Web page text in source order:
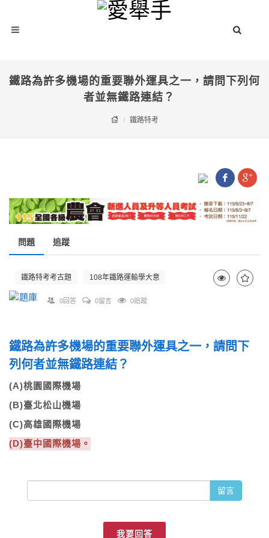
鐵路為許多機場的重要聯外運具之一，請問下列何
者並無鐵路連結？
鐵路特考
問題 追蹤
鐵路特考考古題 108年鐵路運輸學大意
0回答 0留言 0追蹤
鐵路為許多機場的重要聯外運具之一，請問下
列何者並無鐵路連結？
(A)桃園國際機場
(B)臺北松山機場
(C)高雄國際機場
(D)臺中國際機場。
留言
我要回答